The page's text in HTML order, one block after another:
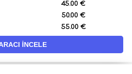
45.00 €
50.00 €
55.00 €
İNCELE